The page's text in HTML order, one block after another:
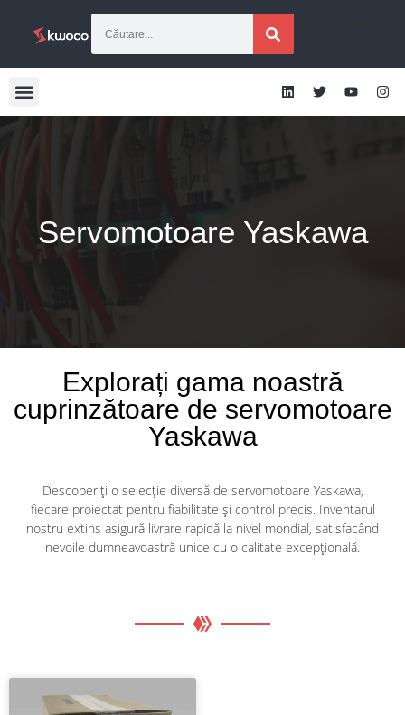
Servomotoare Yaskawa
Explorați gama noastră
cuprinzătoare de servomotoare
Yaskawa
Descoperiți o selecție diversă de servomotoare Yaskawa,
fiecare proiectat pentru fiabilitate și control precis. Inventarul
nostru extins asigură livrare rapidă la nivel mondial, satisfacând
nevoile dumneavoastră unice cu o calitate excepțională.